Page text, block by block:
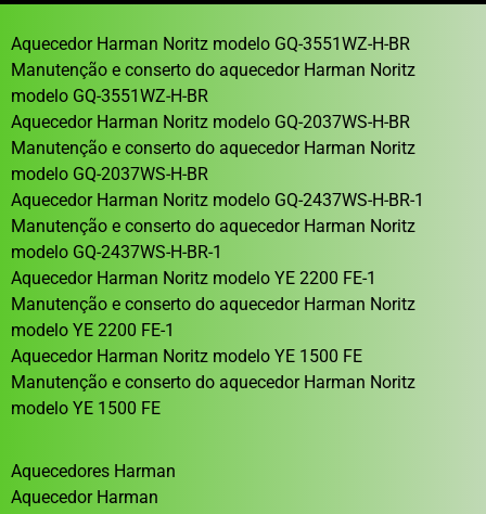
Aquecedor Harman Noritz modelo GQ-3551WZ-H-BR
Manutenção e conserto do aquecedor Harman Noritz
modelo GQ-3551WZ-H-BR
Aquecedor Harman Noritz modelo GQ-2037WS-H-BR
Manutenção e conserto do aquecedor Harman Noritz
modelo GQ-2037WS-H-BR
Aquecedor Harman Noritz modelo GQ-2437WS-H-BR-1
Manutenção e conserto do aquecedor Harman Noritz
modelo GQ-2437WS-H-BR-1
Aquecedor Harman Noritz modelo YE 2200 FE-1
Manutenção e conserto do aquecedor Harman Noritz
modelo YE 2200 FE-1
Aquecedor Harman Noritz modelo YE 1500 FE
Manutenção e conserto do aquecedor Harman Noritz
modelo YE 1500 FE
Aquecedores Harman
Aquecedor Harman